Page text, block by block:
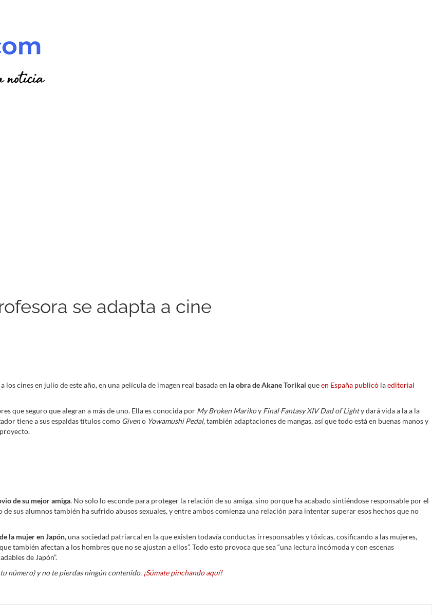
se adapta a cine
cines en julio de este año, en una película de imagen real basada en la obra de Akane Torikai queen España publicó laeditorial
que seguro que alegran a más de uno. Ella es conocida por My Broken Marikoy Final Fantasy XIV Dad of Lighty dará vida a la a la
tiene a sus espaldas títulos como Giveno Yowamushi Pedal, también adaptaciones de mangas, así que todo está en buenas manos y
de su mejor amiga. No solo lo esconde para proteger la relación de su amiga, sino porque ha acabado sintiéndose responsable por el
sus alumnos también ha sufrido abusos sexuales, y entre ambos comienza una relación para intentar superar esos hechos que no
la mujer en Japón, una sociedad patriarcal en la que existen todavía conductas irresponsables y tóxicas, cosificando a las mujeres,
también afectan a los hombres que no se ajustan a ellos”. Todo esto provoca que sea “una lectura incómoda y con escenas
de Japón”.
número) y no te pierdas ningún contenido. ¡Súmate pinchando aquí!